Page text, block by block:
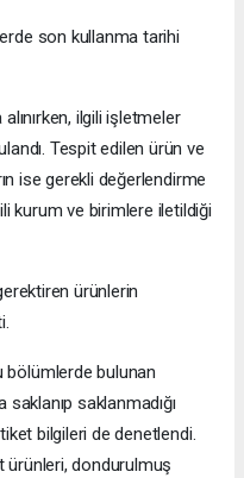
son kullanma tarihi
ilgili işletmeler
Tespit edilen ürün ve
ise gerekli değerlendirme
kurum ve birimlere iletildiği
ürünlerin
bölümlerde bulunan
saklanıp saklanmadığı
bilgileri de denetlendi.
ürünleri, dondurulmuş